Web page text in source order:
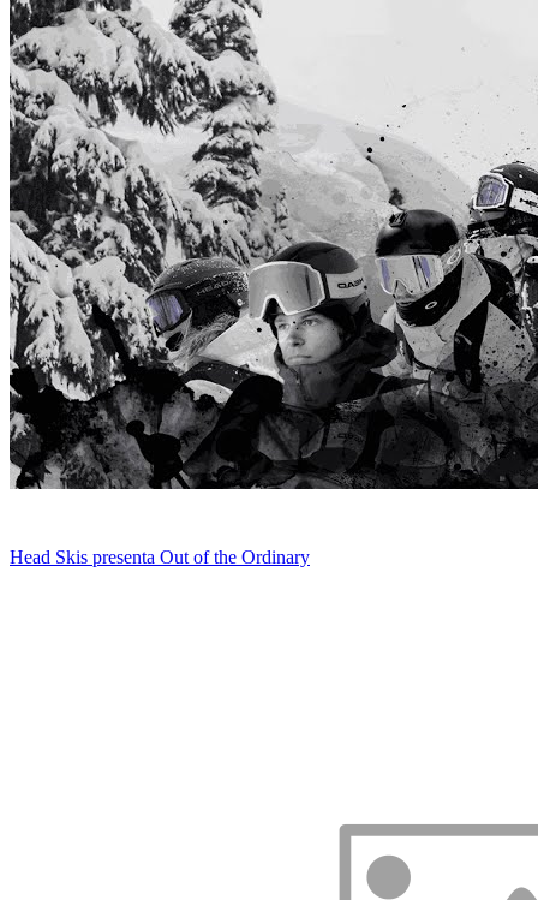
Head Skis presenta Out of the Ordinary